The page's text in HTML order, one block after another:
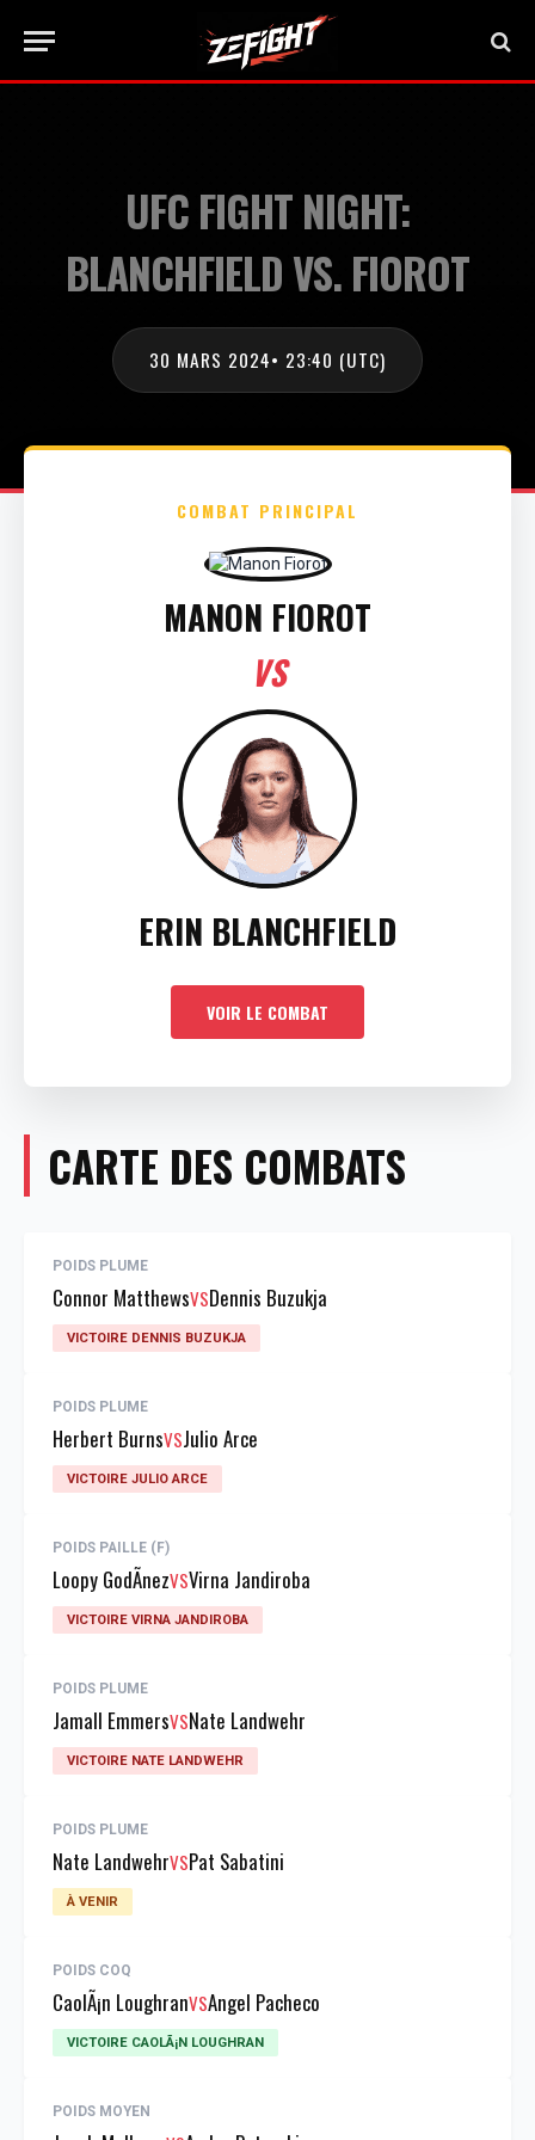
UFC FIGHT NIGHT:
BLANCHFIELD VS. FIOROT
30 MARS 2024• 23:40 (UTC)
COMBAT PRINCIPAL
MANON FIOROT
VS
ERIN BLANCHFIELD
VOIR LE COMBAT
CARTE DES COMBATS
POIDS PLUME
Connor MatthewsVSDennis Buzukja
VICTOIRE DENNIS BUZUKJA
POIDS PLUME
Herbert BurnsVSJulio Arce
VICTOIRE JULIO ARCE
POIDS PAILLE (F)
Loopy GodÃ­nezVSVirna Jandiroba
VICTOIRE VIRNA JANDIROBA
POIDS PLUME
Jamall EmmersVSNate Landwehr
VICTOIRE NATE LANDWEHR
POIDS PLUME
Nate LandwehrVSPat Sabatini
À VENIR
POIDS COQ
CaolÃ¡n LoughranVSAngel Pacheco
VICTOIRE CAOLÃ¡N LOUGHRAN
POIDS MOYEN